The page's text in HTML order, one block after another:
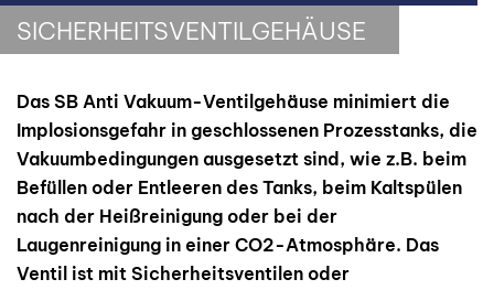
SICHERHEITSVENTILGEHÄUSE
Das SB Anti Vakuum-Ventilgehäuse minimiert die
Implosionsgefahr in geschlossenen Prozesstanks, die
Vakuumbedingungen ausgesetzt sind, wie z.B. beim
Befüllen oder Entleeren des Tanks, beim Kaltspülen
nach der Heißreinigung oder bei der
Laugenreinigung in einer CO2-Atmosphäre. Das
Ventil ist mit Sicherheitsventilen oder